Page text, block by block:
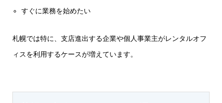
すぐに業務を始めたい
札幌では特に、支店進出する企業や個人事業主がレンタルオフ
ィスを利用するケースが増えています。